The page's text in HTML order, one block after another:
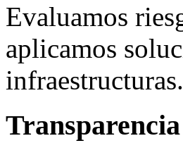
Evaluamos
aplicamos
infraestructuras.